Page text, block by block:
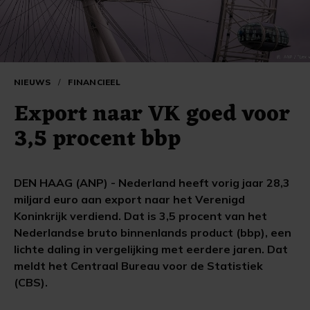
NIEUWS / FINANCIEEL
Export naar VK goed voor
3,5 procent bbp
DEN HAAG (ANP) - Nederland heeft vorig jaar 28,3
miljard euro aan export naar het Verenigd
Koninkrijk verdiend. Dat is 3,5 procent van het
Nederlandse bruto binnenlands product (bbp), een
lichte daling in vergelijking met eerdere jaren. Dat
meldt het Centraal Bureau voor de Statistiek
(CBS).